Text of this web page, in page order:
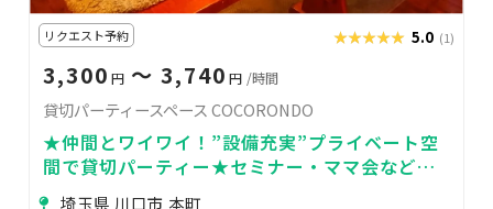
リクエスト予約 ★★★★★
★★★★★ 5.0 (1)
3,300 円 〜 3,740 円 /時間
貸切パーティースペース COCORONDO
★仲間とワイワイ！”設備充実”プライベート空
間で貸切パーティー★セミナー・ママ会など用
途自由☆彡
埼玉県 川口市 本町